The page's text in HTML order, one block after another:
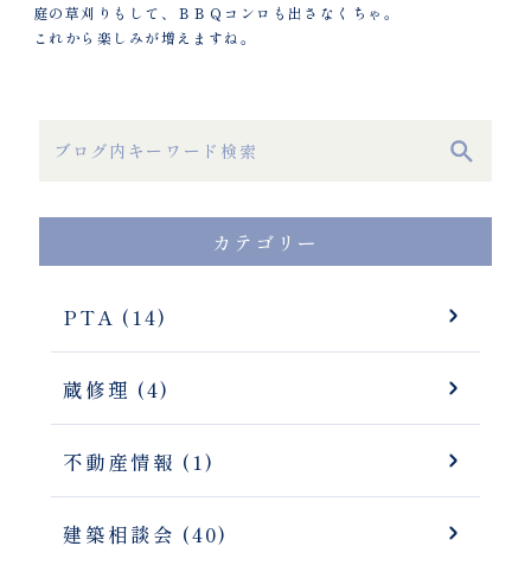
庭の草刈りもして、ＢＢＱコンロも出さなくちゃ。
これから楽しみが増えますね。
カテゴリー
PTA (14)
蔵修理 (4)
不動産情報 (1)
建築相談会 (40)